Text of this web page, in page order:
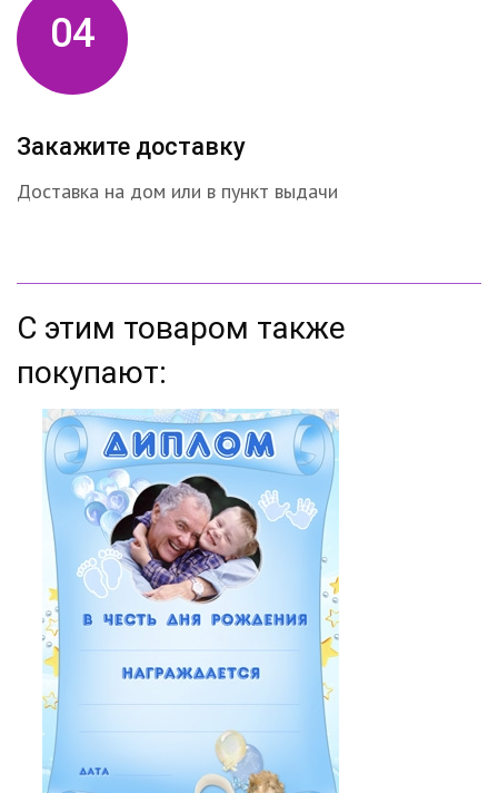
04
Закажите доставку
Доставка на дом или в пункт выдачи
С этим товаром также
покупают: